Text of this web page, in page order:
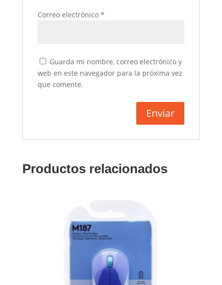
Correo electrónico *
Guarda mi nombre, correo electrónico y
web en este navegador para la próxima vez
que comente.
Productos relacionados